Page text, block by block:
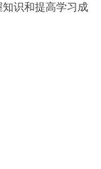
识和提高学习成